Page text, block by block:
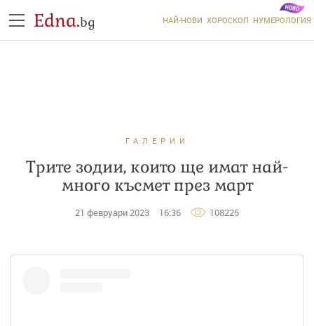
Edna.bg НАЙ-НОВИ ХОРОСКОП НУМЕРОЛОГИЯ
ГАЛЕРИИ
Трите зодии, които ще имат най-
много късмет през март
21 февруари 2023 16:36 108225